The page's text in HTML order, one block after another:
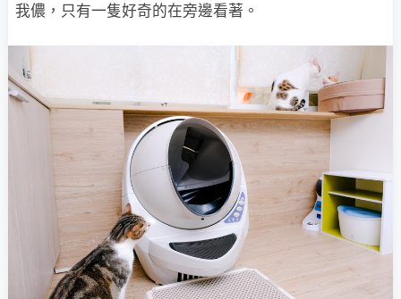
我儂，只有一隻好奇的在旁邊看著。